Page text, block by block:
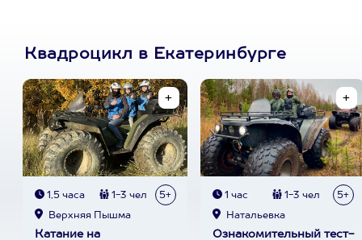
Квадроцикл в Екатеринбурге
1,5 часа 1-3 чел 5+
Верхняя Пышма
Катание на
1 час 1-3 чел 5+
Натальевка
Ознакомительный тест-